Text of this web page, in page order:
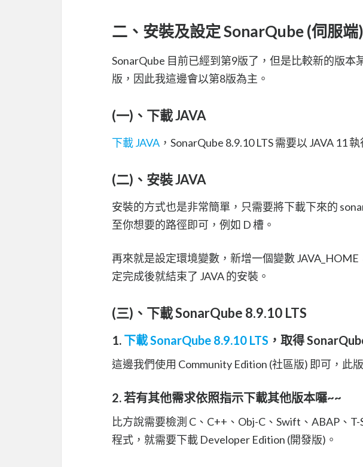
二、安裝及設定 SonarQube (伺服端)
SonarQube 目前已經到第9版了，但是比較新的版
版，因此我這邊會以第8版為主。
(一)、下載 JAVA
下載 JAVA ，SonarQube 8.9.10 LTS 需要以 JAVA 11
(二)、安裝 JAVA
安裝的方式也是非常簡單，只需要將下載下來的
至你想要的路徑即可，例如 D 槽。
再來就是設定環境變數，新增一個變數 JAVA_HOME
定完成後就結束了 JAVA 的安裝。
(三)、下載 SonarQube 8.9.10 LTS
1. 下載 SonarQube 8.9.10 LTS ，取得
這邊我們使用 Community Edition (社區版) 即可，此
2. 若有其他需求依照指示下載其他版本囉~~
比方說需要檢測 C、C++、Obj-C、Swift、ABAP、
程式，就需要下載 Developer Edition (開發版)。